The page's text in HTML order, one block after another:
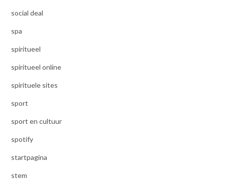
social deal
spa
spiritueel
spiritueel online
spirituele sites
sport
sport en cultuur
spotify
startpagina
stem